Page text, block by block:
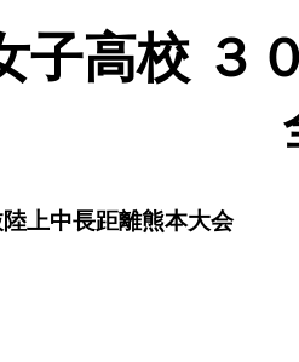
子高校 ３
上中長距離熊本大会